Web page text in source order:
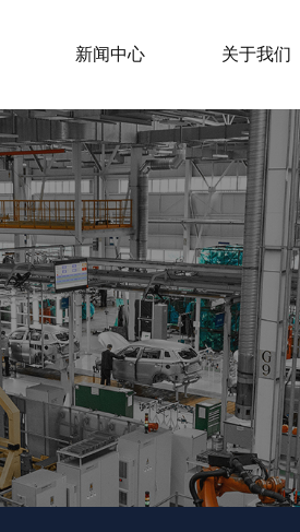
新闻中心 关于我们